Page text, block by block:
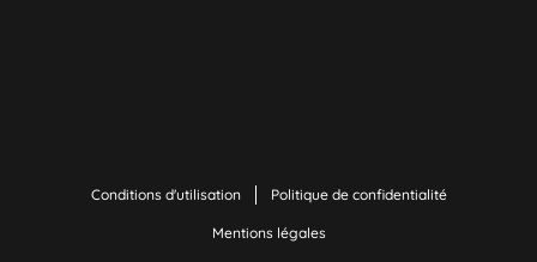
Conditions d'utilisation Politique de confidentialité
Mentions légales